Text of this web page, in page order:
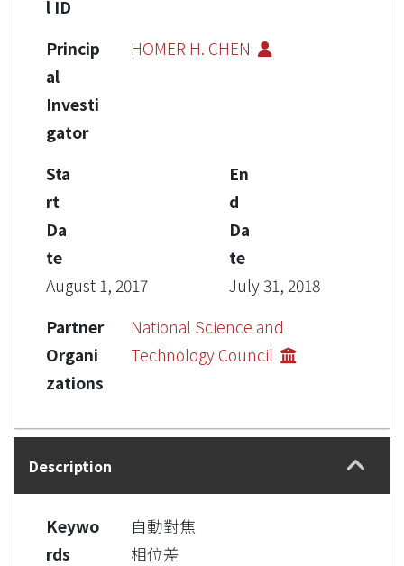
l ID
Princip
al
Investi
gator
HOMER H. CHEN
Sta
rt
Da
te
August 1, 2017
En
d
Da
te
July 31, 2018
Partner
Organi
zations
National Science and
Technology Council
Description
Keywo
rds
自動對焦
相位差